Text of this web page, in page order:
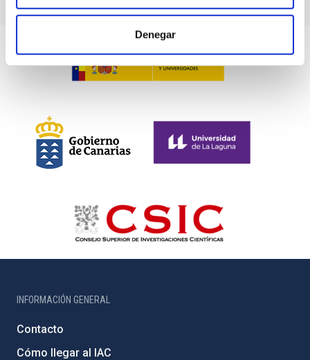
Denegar
INFORMACIÓN GENERAL
Contacto
Cómo llegar al IAC